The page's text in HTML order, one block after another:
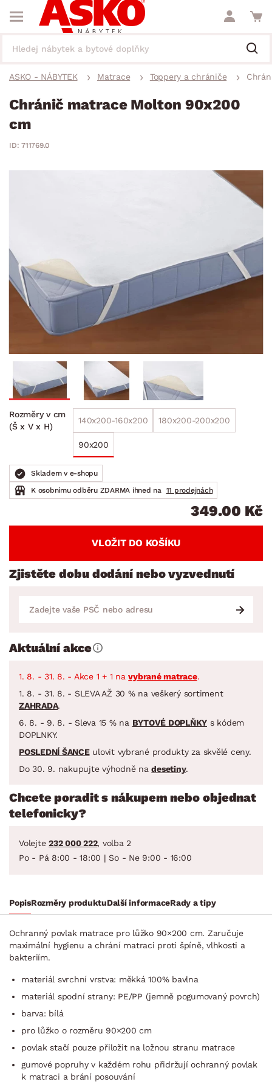
ASKO - NÁBYTEK Matrace Toppery a chrániče
Chránič matrace Molton 90x200
cm
ID: 711769.0
Rozměry v cm
(Š x V x H)
140x200-160x200 180x200-200x200
90x200
Skladem v e-shopu
K osobnímu odběru ZDARMA ihned na
11 prodejnách
349.00 Kč
VLOŽIT DO KOŠÍKU
Zjistěte dobu dodání nebo vyzvednutí
Aktuální akce
1. 8. - 31. 8. - Akce 1 + 1 navybrané matrace.
1. 8. - 31. 8. - SLEVA AŽ 30 % na veškerý sortiment
ZAHRADA.
6. 8. - 9. 8. - Sleva 15 % na BYTOVÉ DOPLŇKY s kódem
DOPLNKY.
POSLEDNÍ ŠANCEulovit vybrané produkty za skvělé ceny.
Do 30. 9. nakupujte výhodně nadesetiny.
Chcete poradit s nákupem nebo objednat
telefonicky?
Volejte 232 000 222, volba 2
Po - Pá 8:00 - 18:00 | So - Ne 9:00 - 16:00
PopisRozměry produktuDalší informaceRady a tipy
Ochranný povlak matrace pro lůžko 90×200 cm. Zaručuje
maximální hygienu a chrání matraci proti špíně, vlhkosti a
bakteriím.
materiál svrchní vrstva: měkká 100% bavlna
materiál spodní strany: PE/PP (jemně pogumovaný povrch)
barva: bílá
pro lůžko o rozměru 90×200 cm
povlak stačí pouze přiložit na ložnou stranu matrace
gumové popruhy v každém rohu přidržují ochranný povlak
k matraci a brání posouvání